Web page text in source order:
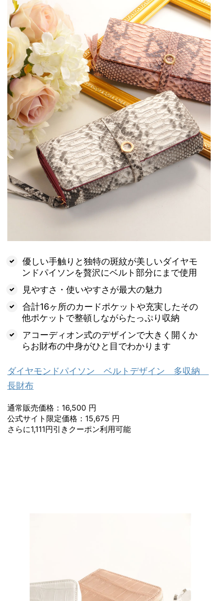
優しい手触りと独特の斑紋が美しいダイヤモ
ンドパイソンを贅沢にベルト部分にまで使用
見やすさ・使いやすさが最大の魅力
合計16ヶ所のカードポケットや充実したその
他ポケットで整頓しながらたっぷり収納
アコーディオン式のデザインで大きく開くか
らお財布の中身がひと目でわかります
ダイヤモンドパイソン ベルトデザイン 多収納
長財布
通常販売価格：16,500 円
公式サイト限定価格：15,675 円
さらに1,111円引きクーポン利用可能